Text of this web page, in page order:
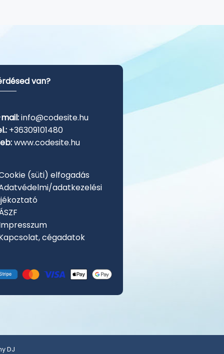
van?
info@codesite.hu
+36309101480
www.codesite.hu
(süti) elfogadás
adatkezelési
cégadatok
DJ